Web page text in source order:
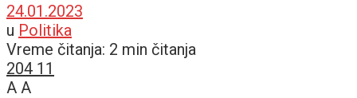
24.01.2023
u Politika
Vreme čitanja: 2 min čitanja
204 11
A A